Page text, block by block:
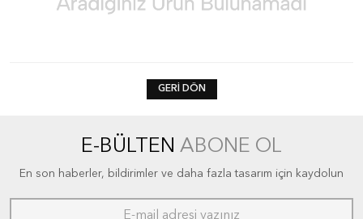
GERI DÖN
E-BÜLTEN ABONE OL
En son haberler, bildirimler ve daha fazla tasarım için kaydolun